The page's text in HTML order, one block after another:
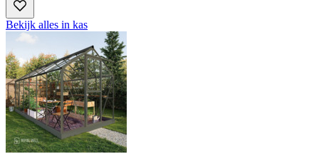
Bekijk alles in kas